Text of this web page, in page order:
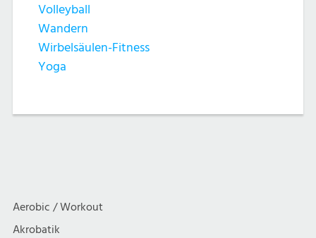
Volleyball
Wandern
Wirbelsäulen-Fitness
Yoga
Aerobic / Workout
Akrobatik